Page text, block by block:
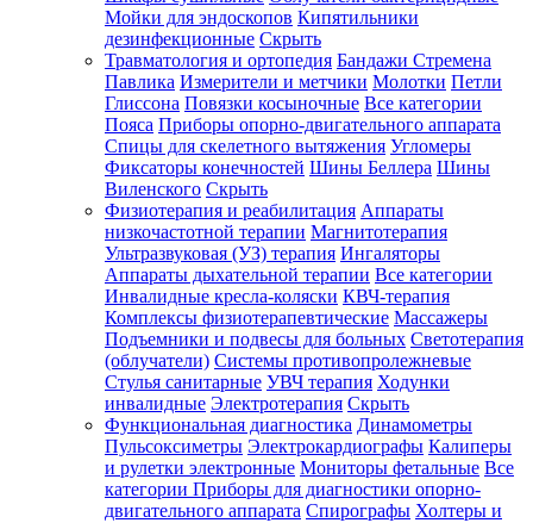
Мойки для эндоскопов Кипятильники
дезинфекционные Скрыть
Травматология и ортопедия Бандажи Стремена
Павлика Измерители и метчики Молотки Петли
Глиссона Повязки косыночные Все категории
Пояса Приборы опорно-двигательного аппарата
Спицы для скелетного вытяжения Угломеры
Фиксаторы конечностей Шины Беллера Шины
Виленского Скрыть
Физиотерапия и реабилитация Аппараты
низкочастотной терапии Магнитотерапия
Ультразвуковая (УЗ) терапия Ингаляторы
Аппараты дыхательной терапии Все категории
Инвалидные кресла-коляски КВЧ-терапия
Комплексы физиотерапевтические Массажеры
Подъемники и подвесы для больных Светотерапия
(облучатели) Системы противопролежневые
Стулья санитарные УВЧ терапия Ходунки
инвалидные Электротерапия Скрыть
Функциональная диагностика Динамометры
Пульсоксиметры Электрокардиографы Калиперы
и рулетки электронные Мониторы фетальные Все
категории Приборы для диагностики опорно-
двигательного аппарата Спирографы Холтеры и